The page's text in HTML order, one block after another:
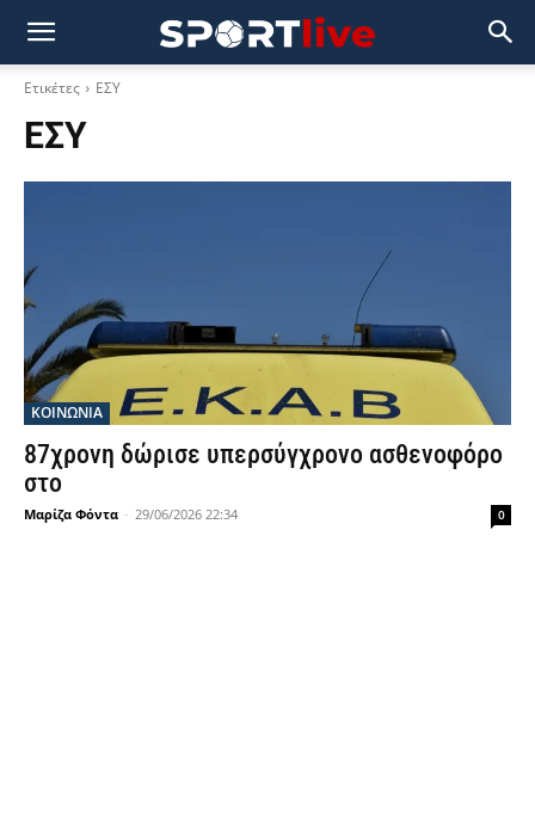
Ετικέτες ΕΣΥ
ΕΣΥ
ΚΟΙΝΩΝΙΑ
87χρονη δώρισε υπερσύγχρονο ασθενοφόρο
στο
Μαρίζα Φόντα - 29/06/2026 22:34 0